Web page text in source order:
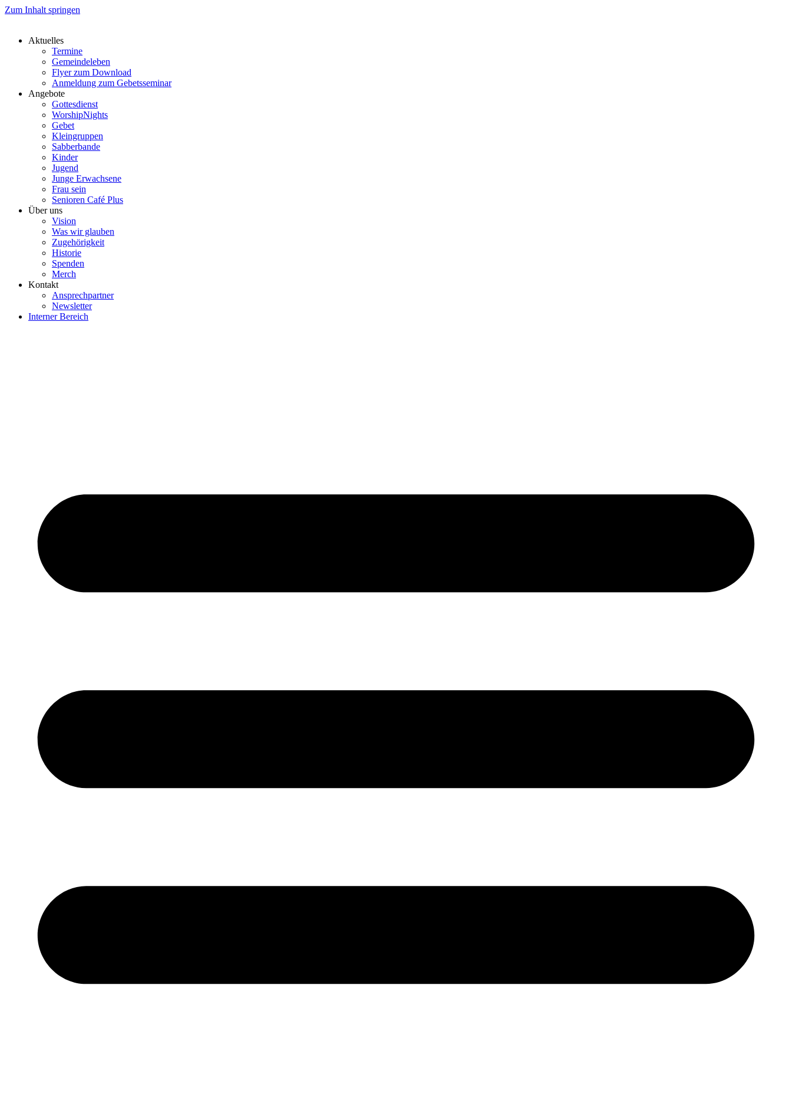
Zum Inhalt springen
Aktuelles
Termine
Gemeindeleben
Flyer zum Download
Anmeldung zum Gebetsseminar
Angebote
Gottesdienst
WorshipNights
Gebet
Kleingruppen
Sabberbande
Kinder
Jugend
Junge Erwachsene
Frau sein
Senioren Café Plus
Über uns
Vision
Was wir glauben
Zugehörigkeit
Historie
Spenden
Merch
Kontakt
Ansprechpartner
Newsletter
Interner Bereich